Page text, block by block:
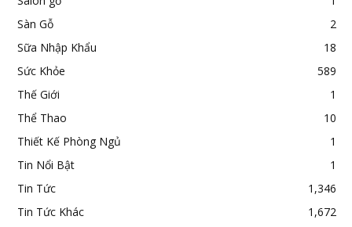
Sàn Gỗ
2
Sữa Nhập Khẩu
18
Sức Khỏe
589
Thế Giới
1
Thể Thao
10
Thiết Kế Phòng Ngủ
1
Tin Nổi Bật
1
Tin Tức
1,346
Tin Tức Khác
1,672